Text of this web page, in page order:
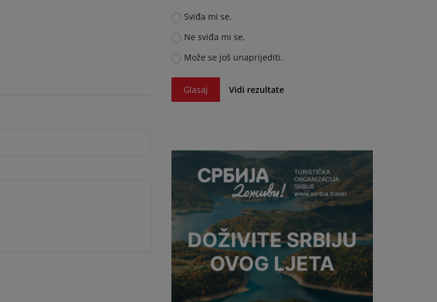
Sviđa mi se.
Ne sviđa mi se.
Može se još unaprijediti.
Glasaj Vidi rezultate